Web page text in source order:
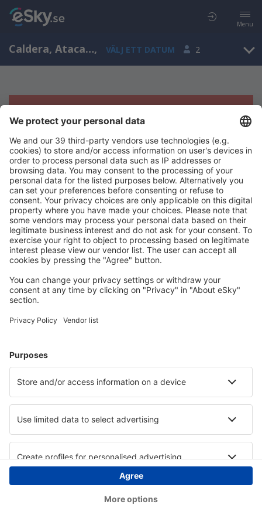
Menu
Caldera, Atacama, Chile, VÄLJ ETT DATUM 2
Tyvärr, inga resultat för denna sökning
Försök att söka med andra kriterier
Copyright © eSky.se. Alla rättigheter förbehålls.